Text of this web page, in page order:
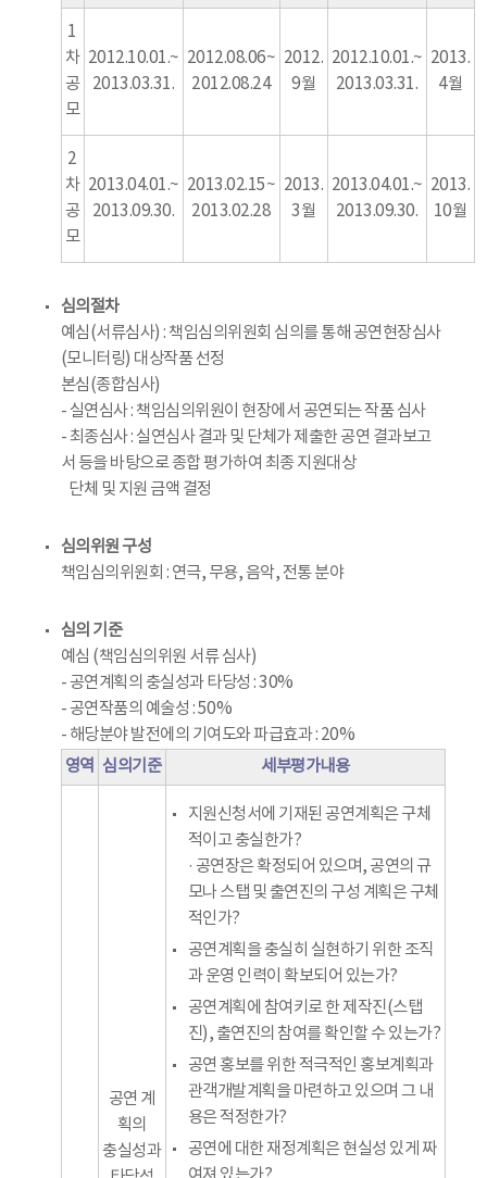
1
차
공
모
2012.10.01.~
2013.03.31.
2012.08.06~
2012.08.24
2012.
9월
2012.10.01.~
2013.03.31.
2013.
4월
2
차
공
모
2013.04.01.~
2013.09.30.
2013.02.15~
2013.02.28
2013.
3월
2013.04.01.~
2013.09.30.
2013.
10월
심의절차
예심(서류심사) : 책임심의위원회 심의를 통해 공연현장심사
(모니터링) 대상작품 선정
본심(종합심사)
- 실연심사 : 책임심의위원이 현장에서 공연되는 작품 심사
- 최종심사 : 실연심사 결과 및 단체가 제출한 공연 결과보고
서 등을 바탕으로 종합 평가하여 최종 지원대상
단체 및 지원 금액 결정
심의위원 구성
책임심의위원회 : 연극, 무용, 음악, 전통 분야
심의 기준
예심 (책임심의위원 서류 심사)
- 공연계획의 충실성과 타당성 : 30%
- 공연작품의 예술성 : 50%
- 해당분야 발전에의 기여도와 파급효과 : 20%
영역 심의기준 세부평가내용
공연 계
획의
충실성과
지원신청서에 기재된 공연계획은 구체
적이고 충실한가?
· 공연장은 확정되어 있으며, 공연의 규
모나 스탭 및 출연진의 구성 계획은 구체
적인가?
공연계획을 충실히 실현하기 위한 조직
과 운영 인력이 확보되어 있는가?
공연계획에 참여키로 한 제작진(스탭
진), 출연진의 참여를 확인할 수 있는가?
공연 홍보를 위한 적극적인 홍보계획과
관객개발계획을 마련하고 있으며 그 내
용은 적정한가?
공연에 대한 재정계획은 현실성 있게 짜